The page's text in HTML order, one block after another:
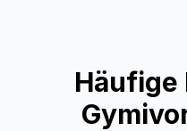
Häufige